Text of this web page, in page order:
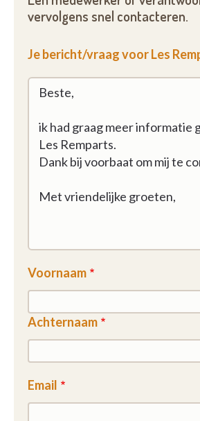
vervolgens snel contacteren.
Je bericht/vraag voor Les
Voornaam
Achternaam
Email